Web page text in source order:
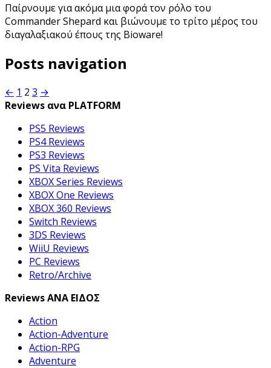
Παίρνουμε για ακόμα μια φορά τον ρόλο του
Commander Shepard και βιώνουμε το τρίτο μέρος του
διαγαλαξιακού έπους της Bioware!
Posts navigation
← 1 2 3 →
Reviews ανα PLATFORM
PS5 Reviews
PS4 Reviews
PS3 Reviews
PS Vita Reviews
XBOX Series Reviews
XBOX One Reviews
XBOX 360 Reviews
Switch Reviews
3DS Reviews
WiiU Reviews
PC Reviews
Retro/Archive
Reviews ΑΝΑ ΕΙΔΟΣ
Action
Action-Adventure
Action-RPG
Adventure